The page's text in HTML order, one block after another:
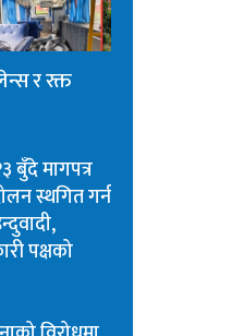
र रक्त
बुँदे मागपत्र
स्थगित गर्न
पक्षको